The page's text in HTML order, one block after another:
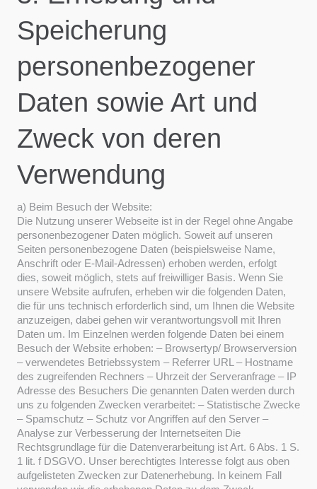
Speicherung
personenbezogener
Daten sowie Art und
Zweck von deren
Verwendung
a) Beim Besuch der Website:
Die Nutzung unserer Webseite ist in der Regel ohne Angabe
personenbezogener Daten möglich. Soweit auf unseren
Seiten personenbezogene Daten (beispielsweise Name,
Anschrift oder E-Mail-Adressen) erhoben werden, erfolgt
dies, soweit möglich, stets auf freiwilliger Basis. Wenn Sie
unsere Website aufrufen, erheben wir die folgenden Daten,
die für uns technisch erforderlich sind, um Ihnen die Website
anzuzeigen, dabei gehen wir verantwortungsvoll mit Ihren
Daten um. Im Einzelnen werden folgende Daten bei einem
Besuch der Website erhoben: – Browsertyp/ Browserversion
– verwendetes Betriebssystem – Referrer URL – Hostname
des zugreifenden Rechners – Uhrzeit der Serveranfrage – IP
Adresse des Besuchers Die genannten Daten werden durch
uns zu folgenden Zwecken verarbeitet: – Statistische Zwecke
– Spamschutz – Schutz vor Angriffen auf den Server –
Analyse zur Verbesserung der Internetseiten Die
Rechtsgrundlage für die Datenverarbeitung ist Art. 6 Abs. 1 S.
1 lit. f DSGVO. Unser berechtigtes Interesse folgt aus oben
aufgelisteten Zwecken zur Datenerhebung. In keinem Fall